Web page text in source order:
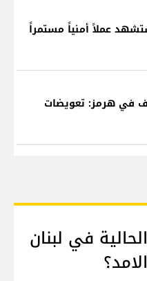
عملاً أمنياً مستمراً
في هرمز: تعويضات
في لبنان